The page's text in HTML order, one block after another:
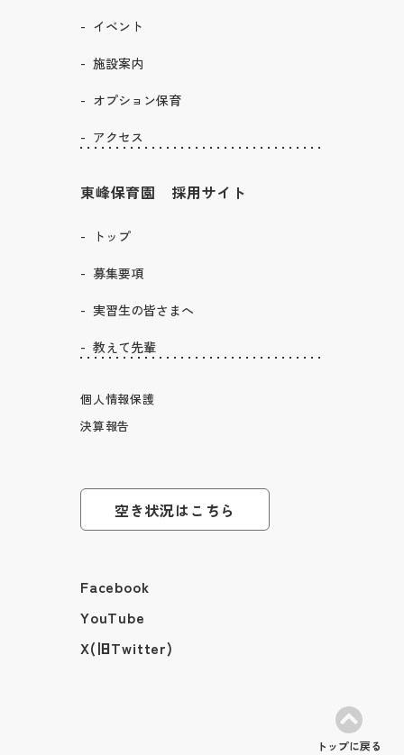
イベント
施設案内
オプション保育
アクセス
東峰保育園 採用サイト
トップ
募集要項
実習生の皆さまへ
教えて先輩
個人情報保護
決算報告
空き状況はこちら
Facebook
YouTube
X(旧Twitter)
トップに戻る